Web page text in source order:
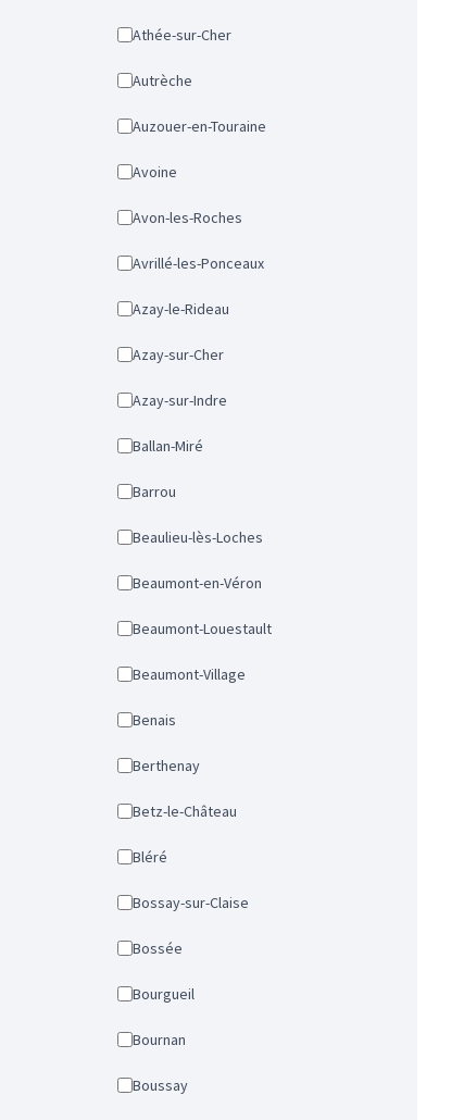
Athée-sur-Cher
Autrèche
Auzouer-en-Touraine
Avoine
Avon-les-Roches
Avrillé-les-Ponceaux
Azay-le-Rideau
Azay-sur-Cher
Azay-sur-Indre
Ballan-Miré
Barrou
Beaulieu-lès-Loches
Beaumont-en-Véron
Beaumont-Louestault
Beaumont-Village
Benais
Berthenay
Betz-le-Château
Bléré
Bossay-sur-Claise
Bossée
Bourgueil
Bournan
Boussay